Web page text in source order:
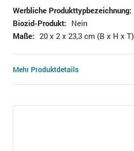
Werbliche Produkttypbezeichnung:
Biozid-Produkt: Nein
Maße: 20 x 2 x 23,3 cm (B x H x T)
Mehr Produktdetails